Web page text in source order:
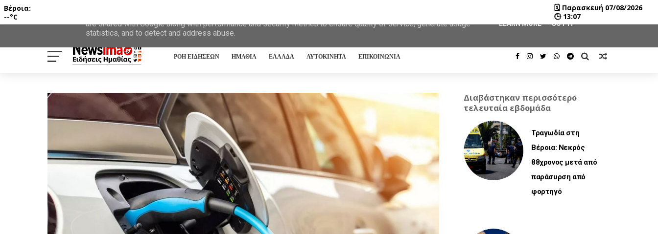
ΡΟΗ ΕΙΔΗΣΕΩΝ ΗΜΑΘΙΑ ΕΛΛΑΔΑ ΑΥΤΟΚΙΝΗΤΑ ΕΠΙΚΟΙΝΩΝΙΑ
Διαβάστηκαν περισσότερο
τελευταία εβδομάδα
Τραγωδία στη
Βέροια: Νεκρός
88χρονος μετά από
παράσυρση από
φορτηγό
Βέροια:
--°C
🗓 Παρασκευή 07/08/2026
🕒 13:07
are shared with Google along with performance and security metrics to ensure quality of service, generate usage
statistics, and to detect and address abuse.
LEARN MORE GOT IT